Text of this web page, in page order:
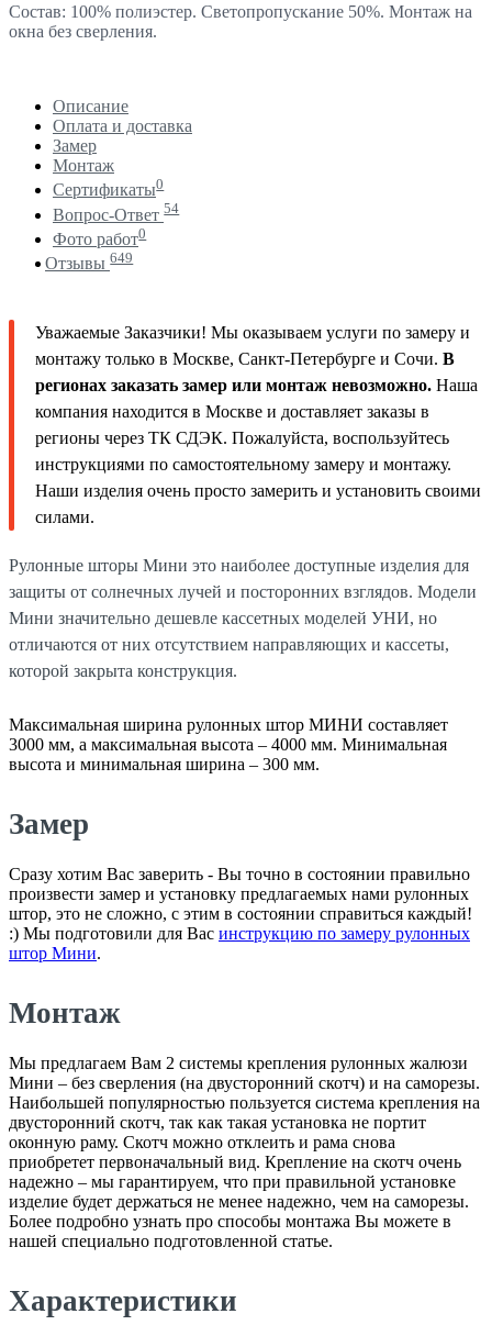
Состав: 100% полиэстер. Светопропускание 50%. Монтаж на
окна без сверления.
Описание
Оплата и доставка
Замер
Монтаж
Сертификаты0
Вопрос-Ответ 54
Фото работ0
Отзывы 649
Уважаемые Заказчики! Мы оказываем услуги по замеру и
монтажу только в Москве, Санкт-Петербурге и Сочи. В
регионах заказать замер или монтаж невозможно. Наша
компания находится в Москве и доставляет заказы в
регионы через ТК СДЭК. Пожалуйста, воспользуйтесь
инструкциями по самостоятельному замеру и монтажу.
Наши изделия очень просто замерить и установить своими
силами.
Рулонные шторы Мини это наиболее доступные изделия для
защиты от солнечных лучей и посторонних взглядов. Модели
Мини значительно дешевле кассетных моделей УНИ, но
отличаются от них отсутствием направляющих и кассеты,
которой закрыта конструкция.
Максимальная ширина рулонных штор МИНИ составляет
3000 мм, а максимальная высота – 4000 мм. Минимальная
высота и минимальная ширина – 300 мм.
Замер
Сразу хотим Вас заверить - Вы точно в состоянии правильно
произвести замер и установку предлагаемых нами рулонных
штор, это не сложно, с этим в состоянии справиться каждый!
:) Мы подготовили для Вас инструкцию по замеру рулонных
штор Мини.
Монтаж
Мы предлагаем Вам 2 системы крепления рулонных жалюзи
Мини – без сверления (на двусторонний скотч) и на саморезы.
Наибольшей популярностью пользуется система крепления на
двусторонний скотч, так как такая установка не портит
оконную раму. Скотч можно отклеить и рама снова
приобретет первоначальный вид. Крепление на скотч очень
надежно – мы гарантируем, что при правильной установке
изделие будет держаться не менее надежно, чем на саморезы.
Более подробно узнать про способы монтажа Вы можете в
нашей специально подготовленной статье.
Характеристики